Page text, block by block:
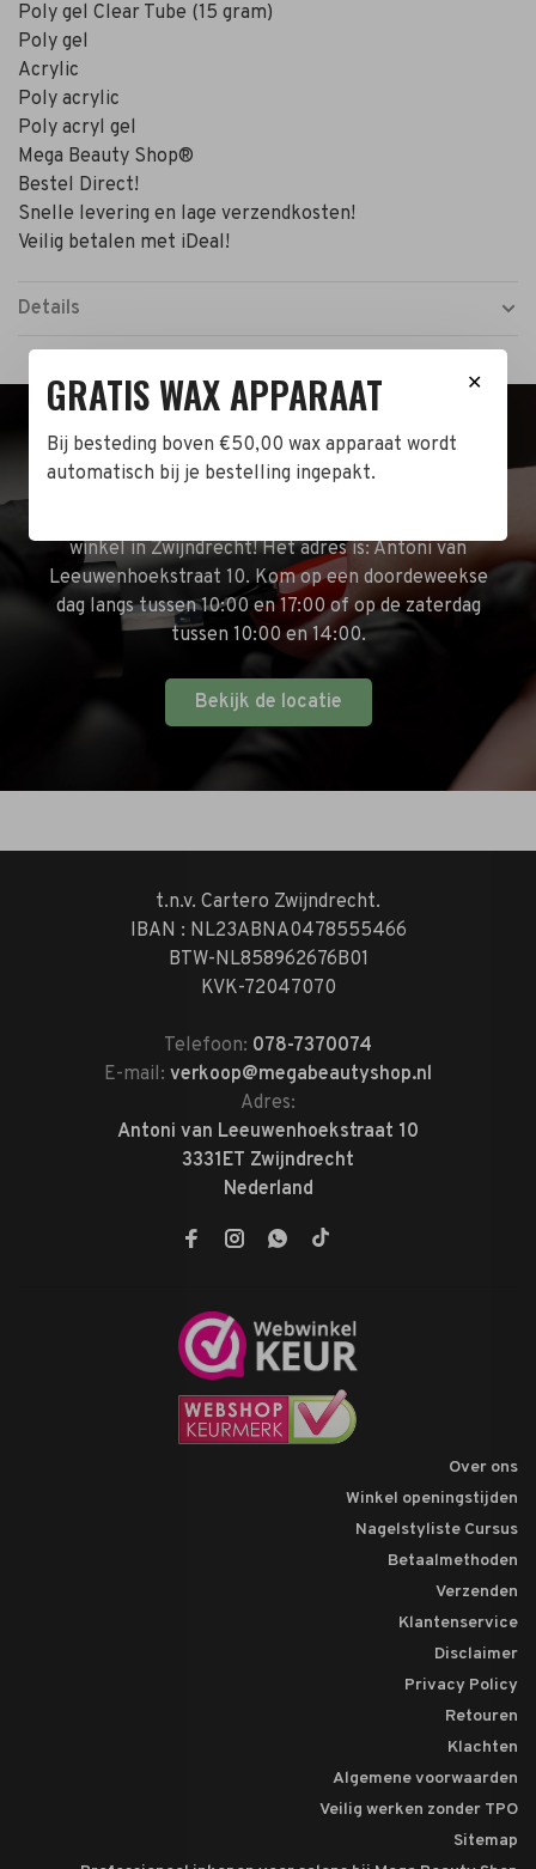
Poly gel Clear Tube (15 gram)
Poly gel
Acrylic
Poly acrylic
Poly acryl gel
Mega Beauty Shop®
Bestel Direct!
Snelle levering en lage verzendkosten!
Veilig betalen met iDeal!
Details
BEZOEK DE WINKEL!
winkel in Zwijndrecht! Het adres is: Antoni van
Leeuwenhoekstraat 10. Kom op een doordeweekse
dag langs tussen 10:00 en 17:00 of op de zaterdag
tussen 10:00 en 14:00.
Bekijk de locatie
t.n.v. Cartero Zwijndrecht.
IBAN : NL23ABNA0478555466
BTW-NL858962676B01
KVK-72047070
Telefoon: 078-7370074
E-mail: verkoop@megabeautyshop.nl
Adres:
Antoni van Leeuwenhoekstraat 10
3331ET Zwijndrecht
Nederland
Over ons
Winkel openingstijden
Nagelstyliste Cursus
Betaalmethoden
Verzenden
Klantenservice
Disclaimer
Privacy Policy
Retouren
Klachten
Algemene voorwaarden
Veilig werken zonder TPO
Sitemap
✕
GRATIS WAX APPARAAT
Bij besteding boven €50,00 wax apparaat wordt
automatisch bij je bestelling ingepakt.